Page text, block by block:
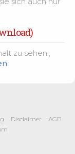
2:05
zu sehen.,
Disclaimer
AGB